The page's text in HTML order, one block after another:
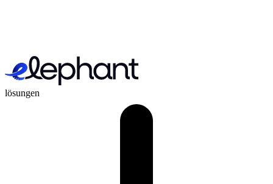
lösungen